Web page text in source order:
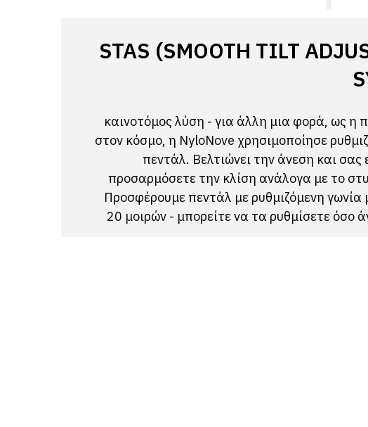
STAS (SMOOTH TILT
καινοτόμος λύση - για άλλη μια φορά, ως η
στον κόσμο, η NyloNove χρησιμοποίησε
πεντάλ. Βελτιώνει την άνεση και σας
προσαρμόσετε την κλίση ανάλογα με το
Προσφέρουμε πεντάλ με ρυθμιζόμενη γωνία
20 μοιρών - μπορείτε να τα ρυθμίσετε όσο